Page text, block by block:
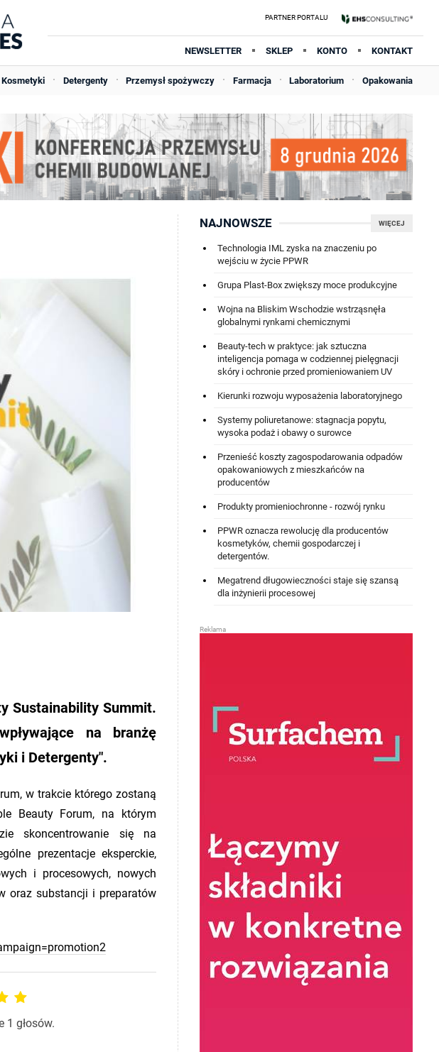
NEWSLETTER SKLEP KONTO KONTAKT
Kosmetyki Detergenty Przemysł spożywczy Farmacja Laboratorium Opakowania
Sustainability Summit.
na branżę
i Detergenty".
w trakcie którego zostaną
Beauty Forum, na którym
skoncentrowanie się na
prezentacje eksperckie,
i procesowych, nowych
oraz substancji i preparatów
1 głosów.
WIĘCEJ
NAJNOWSZE
Technologia IML zyska na znaczeniu po
wejściu w życie PPWR
Grupa Plast-Box zwiększy moce produkcyjne
Wojna na Bliskim Wschodzie wstrząsnęła
globalnymi rynkami chemicznymi
Beauty-tech w praktyce: jak sztuczna
inteligencja pomaga w codziennej pielęgnacji
skóry i ochronie przed promieniowaniem UV
Kierunki rozwoju wyposażenia laboratoryjnego
Systemy poliuretanowe: stagnacja popytu,
wysoka podaż i obawy o surowce
Przenieść koszty zagospodarowania odpadów
opakowaniowych z mieszkańców na
producentów
Produkty promieniochronne - rozwój rynku
PPWR oznacza rewolucję dla producentów
kosmetyków, chemii gospodarczej i
detergentów.
Megatrend długowieczności staje się szansą
dla inżynierii procesowej